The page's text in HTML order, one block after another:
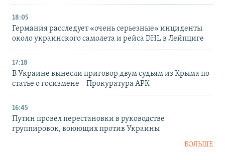
18:05
Германия расследует «очень серьезные» инциденты
около украинского самолета и рейса DHL в Лейпциге
17:18
В Украине вынесли приговор двум судьям из Крыма по
статье о госизмене – Прокуратура АРК
16:45
Путин провел перестановки в руководстве
группировок, воюющих против Украины
БОЛЬШЕ